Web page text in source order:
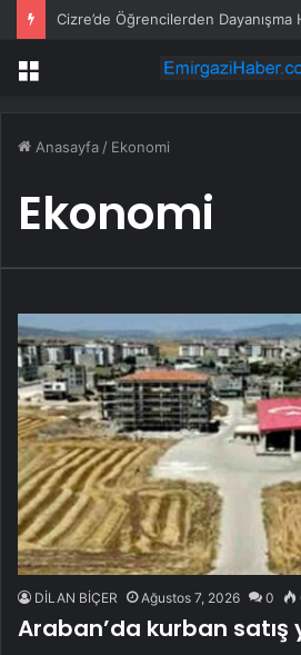
Cizre’de Öğrencilerden Dayanışma
Menü
Anasayfa / Ekonomi
Ekonomi
DİLAN BİÇER Ağustos 7, 2026 0
Araban’da kurban satış